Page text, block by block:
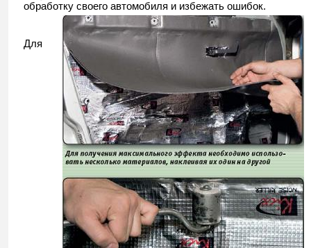
обработку своего автомобиля и избежать ошибок.
Для